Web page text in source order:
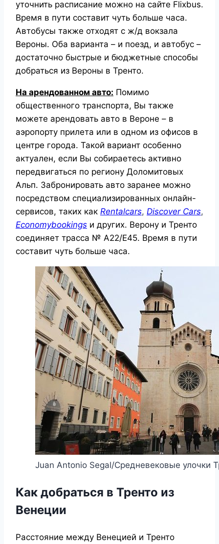
уточнить расписание можно на сайте Flixbus.
Время в пути составит чуть больше часа.
Автобусы также отходят с ж/д вокзала
Вероны. Оба варианта – и поезд, и автобус –
достаточно быстрые и бюджетные способы
добраться из Вероны в Тренто.
На арендованном авто: Помимо
общественного транспорта, Вы также
можете арендовать авто в Вероне – в
аэропорту прилета или в одном из офисов в
центре города. Такой вариант особенно
актуален, если Вы собираетесь активно
передвигаться по региону Доломитовых
Альп. Забронировать авто заранее можно
посредством специализированных онлайн-
сервисов, таких как Rentalcars, Discover Cars,
Economybookings и других. Верону и Тренто
соединяет трасса № А22/Е45. Время в пути
составит чуть больше часа.
Juan Antonio Segal/Средневековые улочки
Как добраться в Тренто из
Венеции
Расстояние между Венецией и Тренто